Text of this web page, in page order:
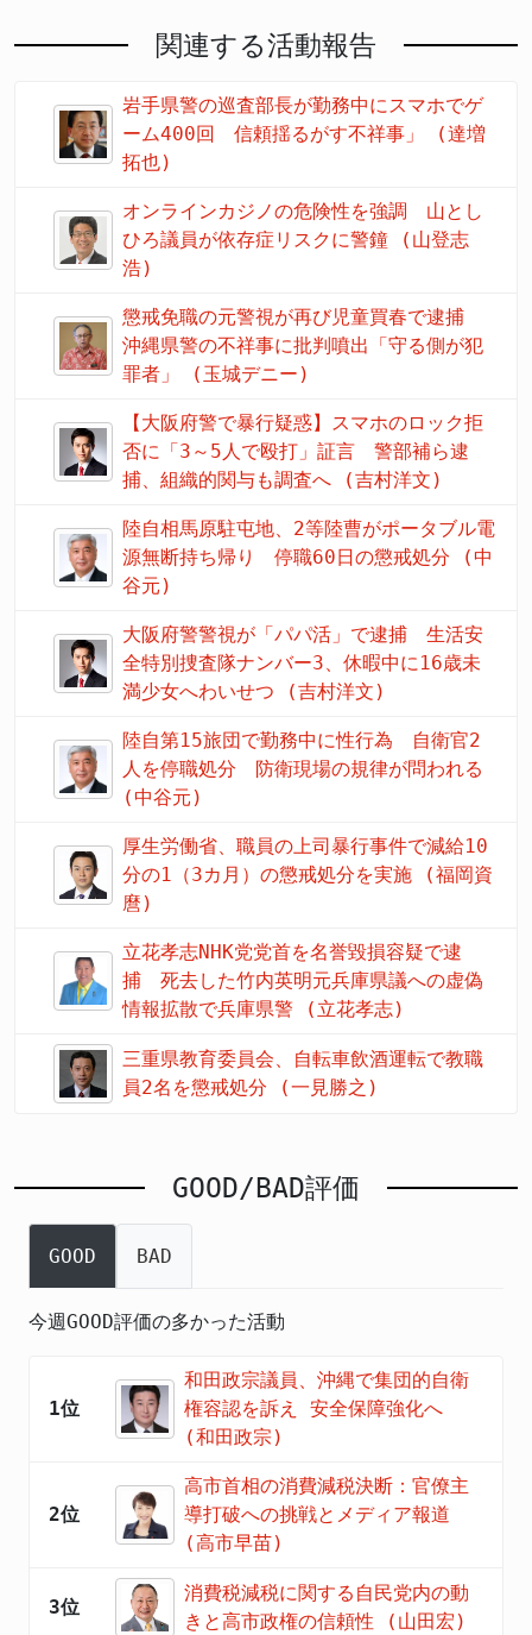
関連する活動報告
岩手県警の巡査部長が勤務中にスマホでゲ
ーム400回 信頼揺るがす不祥事」 (達増
拓也)
オンラインカジノの危険性を強調 山とし
ひろ議員が依存症リスクに警鐘 (山登志
浩)
懲戒免職の元警視が再び児童買春で逮捕
沖縄県警の不祥事に批判噴出「守る側が犯
罪者」 (玉城デニー)
【大阪府警で暴行疑惑】スマホのロック拒
否に「3～5人で殴打」証言 警部補ら逮
捕、組織的関与も調査へ (吉村洋文)
陸自相馬原駐屯地、2等陸曹がポータブル電
源無断持ち帰り 停職60日の懲戒処分 (中
谷元)
大阪府警警視が「パパ活」で逮捕 生活安
全特別捜査隊ナンバー3、休暇中に16歳未
満少女へわいせつ (吉村洋文)
陸自第15旅団で勤務中に性行為 自衛官2
人を停職処分 防衛現場の規律が問われる
(中谷元)
厚生労働省、職員の上司暴行事件で減給10
分の1（3カ月）の懲戒処分を実施 (福岡資
麿)
立花孝志NHK党党首を名誉毀損容疑で逮
捕 死去した竹内英明元兵庫県議への虚偽
情報拡散で兵庫県警 (立花孝志)
三重県教育委員会、自転車飲酒運転で教職
員2名を懲戒処分 (一見勝之)
GOOD/BAD評価
GOOD BAD
今週GOOD評価の多かった活動
1位
和田政宗議員、沖縄で集団的自衛
権容認を訴え 安全保障強化へ
(和田政宗)
2位
高市首相の消費減税決断：官僚主
導打破への挑戦とメディア報道
(高市早苗)
3位
消費税減税に関する自民党内の動
きと高市政権の信頼性 (山田宏)